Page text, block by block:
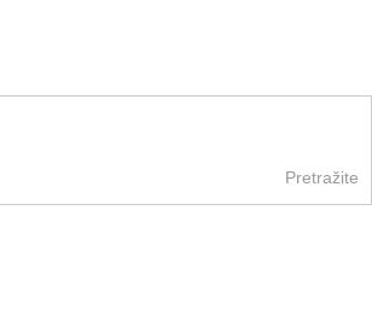
Pretražite